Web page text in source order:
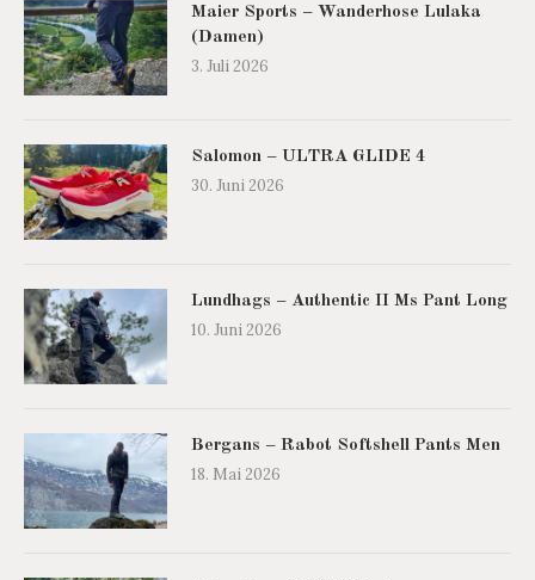
Maier Sports – Wanderhose Lulaka
(Damen)
3. Juli 2026
Salomon – ULTRA GLIDE 4
30. Juni 2026
Lundhags – Authentic II Ms Pant Long
10. Juni 2026
Bergans – Rabot Softshell Pants Men
18. Mai 2026